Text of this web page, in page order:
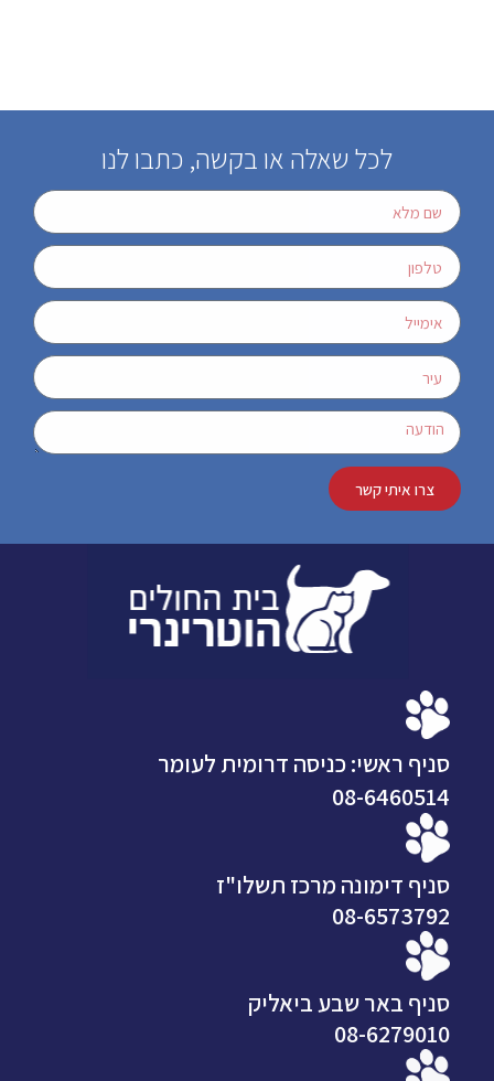
לכל שאלה או בקשה, כתבו לנו
צרו איתי קשר
סניף ראשי: כניסה דרומית לעומר
08-6460514
סניף דימונה מרכז תשלו"ז
08-6573792
סניף באר שבע ביאליק
08-6279010